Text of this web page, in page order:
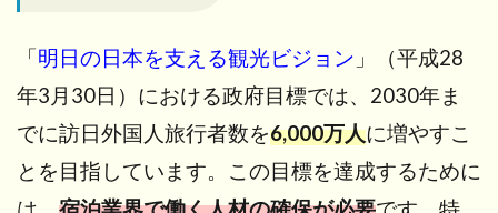
2. 日
試験
に合
格す
る
「明日の日本を支える観光ビジョン 」（平成28
年3月30日）における政府目標では、2030年ま
でに訪日外国人旅行者数を6,000万人に増やすこ
とを目指しています。この目標を達成するために